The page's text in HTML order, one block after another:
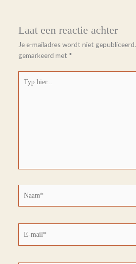
Laat een reactie achter
Je e-mailadres wordt niet gepubliceerd.
gemarkeerd met *
hier...
mail*